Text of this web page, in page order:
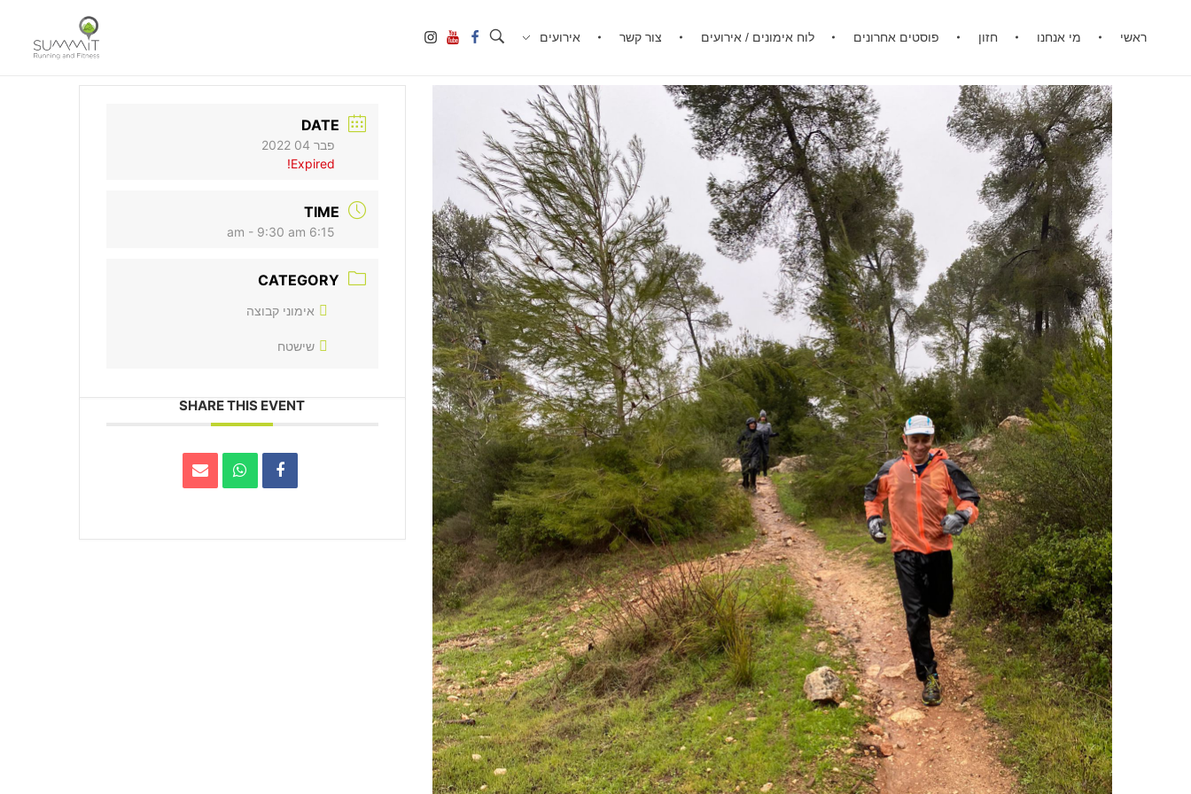
ראשי מי אנחנו חזון פוסטים אחרונים לוח אימונים / אירועים צור קשר אירועים
DATE
פבר 04 2022
Expired!
TIME
6:15 am - 9:30 am
CATEGORY
אימוני קבוצה
שישטח
SHARE THIS EVENT